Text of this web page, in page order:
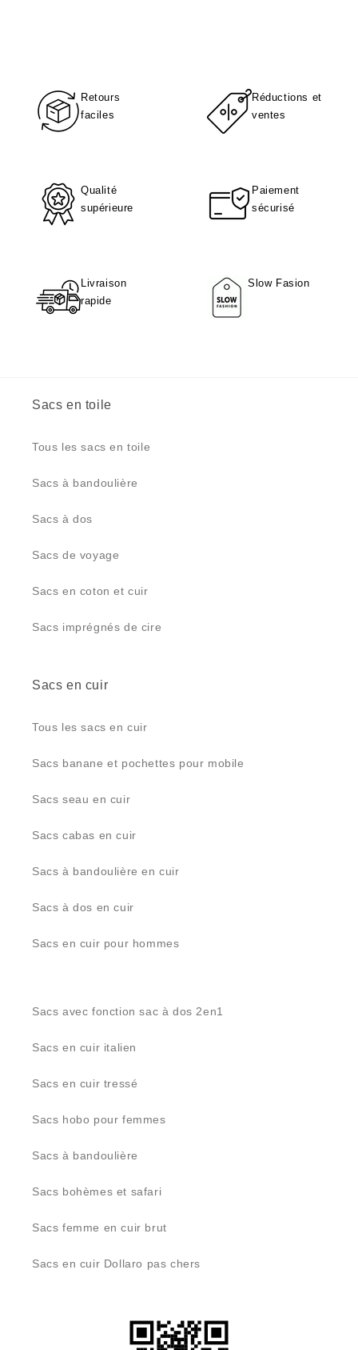
Retours
faciles
Réductions et
ventes
Qualité
supérieure
Paiement
sécurisé
Livraison
rapide
Slow Fasion
Sacs en toile
Tous les sacs en toile
Sacs à bandoulière
Sacs à dos
Sacs de voyage
Sacs en coton et cuir
Sacs imprégnés de cire
Sacs en cuir
Tous les sacs en cuir
Sacs banane et pochettes pour mobile
Sacs seau en cuir
Sacs cabas en cuir
Sacs à bandoulière en cuir
Sacs à dos en cuir
Sacs en cuir pour hommes
Sacs avec fonction sac à dos 2en1
Sacs en cuir italien
Sacs en cuir tressé
Sacs hobo pour femmes
Sacs à bandoulière
Sacs bohèmes et safari
Sacs femme en cuir brut
Sacs en cuir Dollaro pas chers